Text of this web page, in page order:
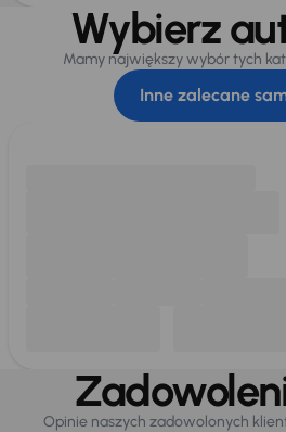
Wybierz
Mamy największy wybór tych
Inne zalecane
Opinie naszych zadowolonych